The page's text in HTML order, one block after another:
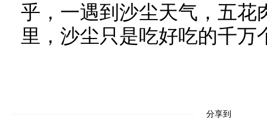
乎，一遇到沙尘天气，五花
里，沙尘只是吃好吃的千万
分享到